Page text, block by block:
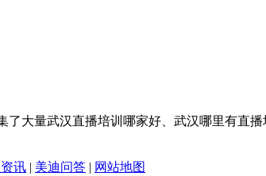
了大量武汉直播培训哪家好、武汉哪里有直
讯 | 美迪问答 | 网站地图